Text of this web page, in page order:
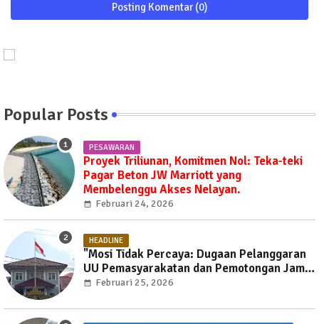
Posting Komentar (0)
Popular Posts
PESAWARAN
Proyek Triliunan, Komitmen Nol: Teka-teki
Pagar Beton JW Marriott yang
Membelenggu Akses Nelayan.
Februari 24, 2026
HEADLINE
"Mosi Tidak Percaya: Dugaan Pelanggaran
UU Pemasyarakatan dan Pemotongan Jam
Layanan Publik di Rutan Way Huwi."
Februari 25, 2026